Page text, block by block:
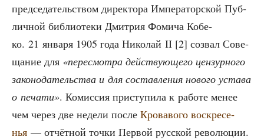
пред­се­да­тель­ством дирек­то­ра Импе­ра­тор­ской Пуб­
лич­ной биб­лио­те­ки Дмит­рия Фоми­ча Кобе­
ко. 21 янва­ря 1905 года Нико­лай II [2] созвал Сове­
ща­ние для «пере­смот­ра дей­ству­ю­ще­го цен­зур­но­го
зако­но­да­тель­ства и для состав­ле­ния ново­го уста­ва
о печа­ти». Комис­сия при­сту­пи­ла к рабо­те менее
чем через две неде­ли после Кро­ва­во­го вос­кре­се­
нья — отчёт­ной точ­ки Пер­вой рус­ской рево­лю­ции.